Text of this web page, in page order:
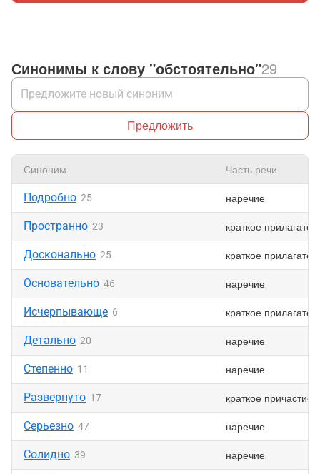
Синонимы к слову "обстоятельно"29
Предложить
Синоним Часть речи
Подробно 25 наречие
Пространно 23 краткое
Досконально 25 краткое
Основательно 46 наречие
Исчерпывающе 6 краткое
Детально 20 наречие
Степенно 11 наречие
Развернуто 17 краткое причастие
Серьезно 47 наречие
Солидно 39 наречие